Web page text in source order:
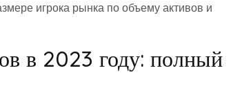
игрока рынка по объему активов и
в 2023 году: полный